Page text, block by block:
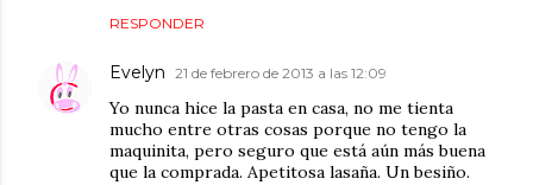
RESPONDER
Evelyn 21 de febrero de 2013 a las 12:09
Yo nunca hice la pasta en casa, no me tienta
mucho entre otras cosas porque no tengo la
maquinita, pero seguro que está aún más buena
que la comprada. Apetitosa lasaña. Un besiño.